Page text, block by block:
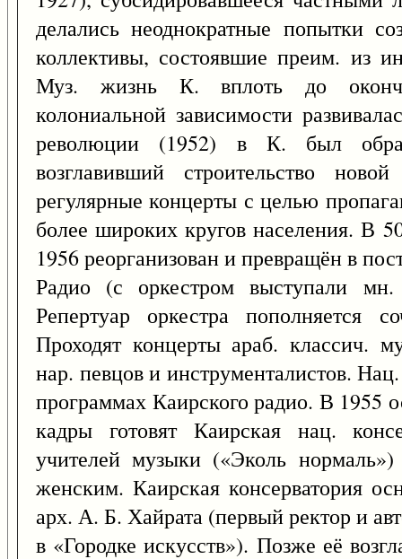
делались неоднократные попытки
коллективы, состоявшие преим. из
Муз. жизнь К. вплоть до
колониальной зависимости
революции (1952) в К. был
возглавивший строительство
регулярные концерты с целью
более широких кругов населения. В
1956 реорганизован и превращён в
Радио (с оркестром выступали
Репертуар оркестра пополняется
Проходят концерты араб. классич.
нар. певцов и инструменталистов.
программах Каирского радио. В
кадры готовят Каирская нац.
учителей музыки («Эколь
женским. Каирская консерватория
арх. А. Б. Хайрата (первый ректор и
в «Городке искусств»). Позже её